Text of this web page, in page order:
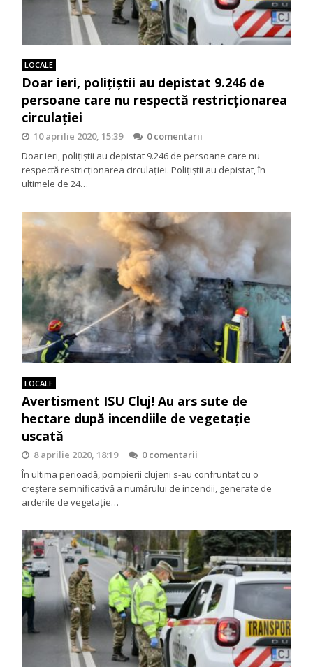
LOCALE
Doar ieri, polițiștii au depistat 9.246 de
persoane care nu respectă restricționarea
circulației
10 aprilie 2020, 15:39
0 comentarii
Doar ieri, polițiștii au depistat 9.246 de persoane care nu
respectă restricționarea circulației. Polițiștii au depistat, în
ultimele de 24…
LOCALE
Avertisment ISU Cluj! Au ars sute de
hectare după incendiile de vegetație
uscată
8 aprilie 2020, 18:19
0 comentarii
În ultima perioadă, pompierii clujeni s-au confruntat cu o
creștere semnificativă a numărului de incendii, generate de
arderile de vegetație…